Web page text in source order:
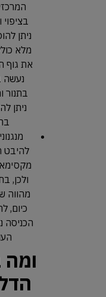
ניתן
את גוף
נעשה
בתנור
ניתן
להיבט
ולכן,
מהווה
כיום,
הכניסה
ומה